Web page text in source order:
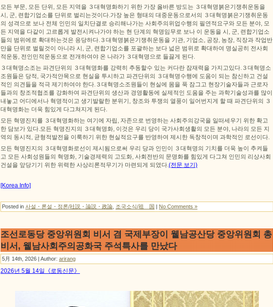
모든 부문, 모든 단위, 모든 지역을 ３대혁명화하기 위한 가장 옳바른 방도는 ３대혁명붉은기쟁취운동을
시, 군, 련합기업소를 단위로 벌리는것이다.가장 높은 형태의 대중운동으로서의 ３대혁명붉은기쟁취운동
의 성격으로 보나 전체 인민의 일치단결로 승리해나가는 사회주의위업수행의 필연적요구와 모든 분야, 모
든 지역을 다같이 고르롭게 발전시켜나가야 하는 현 단계의 혁명임무로 보나 이 운동을 시, 군, 련합기업소
들의 범위에로 확대하는것은 응당하다.３대혁명붉은기쟁취운동을 기관, 기업소, 공장, 농장, 직장과 작업반
만을 단위로 벌릴것이 아니라 시, 군, 련합기업소를 포괄하는 보다 넓은 범위로 확대하여 명실공히 전사회
적운동, 전인민적운동으로 전개하여야 온 나라가 ３대혁명으로 들끓게 된다.
３대혁명소조는 파견단위의 ３대혁명화를 강력히 추동할수 있는 커다란 잠재력을 가지고있다.３대혁명소
조원들은 당적, 국가적안목으로 현실을 투시하고 파견단위의 ３대혁명수행에 도움이 되는 참신하고 건설
적인 의견들을 적극 제기하여야 한다.３대혁명소조원들이 현실에 몸을 푹 잠그고 현장기술자들과 근로자
들과의 창조적협조를 강화하여 파견단위의 생산과 경영활동에 실제적인 도움을 주는 과학기술성과를 많이
내놓고 어디에서나 혁명적이고 생기발랄한 분위기, 창조와 투쟁의 열풍이 일어번지게 할 때 파견단위의 ３
대혁명화는 더욱 힘있게 다그쳐지게 된다.
모든 혁명진지를 ３대혁명화하는 여기에 자립, 자존으로 번영하는 사회주의강국을 일떠세우기 위한 확고
한 담보가 있다.모든 혁명진지의 ３대혁명화, 이것은 우리 당이 국가사회생활의 모든 분야, 나라의 모든 지
역의 동시적, 균형적발전을 이룩하기 위한 현실적요구를 반영하여 제시한 독창적이며 과학적인 로선이다.
모든 혁명진지의 ３대혁명화로선이 제시됨으로써 우리 당과 인민이 ３대혁명의 기치를 더욱 높이 추켜들
고 모든 사회성원들의 혁명화, 기술경제력의 고도화, 사회전반의 문명화를 힘있게 다그쳐 인민의 리상사회
건설을 앞당기기 위한 위력한 사상리론적무기가 마련되게 되였다.(전문 보기)
[Korea Info]
Posted in 사설・론설・정론/社説・論説・政論, 조국소식/祖 国 No Comments »
조선로동당 중앙위원회 비서 겸 국제부장이 윁남공산당 중앙위원회 총
비서, 윁남사회주의공화국 주석특사를 만났다
5月 14th, 2026 | Author: arirang
2026년 5월 14일《로동신문》